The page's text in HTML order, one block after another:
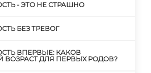
- ЭТО НЕ СТРАШНО
БЕЗ ТРЕВОГ
ВПЕРВЫЕ: КАКОВ
ВОЗРАСТ ДЛЯ ПЕРВЫХ РОДОВ?